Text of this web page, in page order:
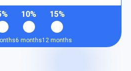
10%
6 months
15%
12 months